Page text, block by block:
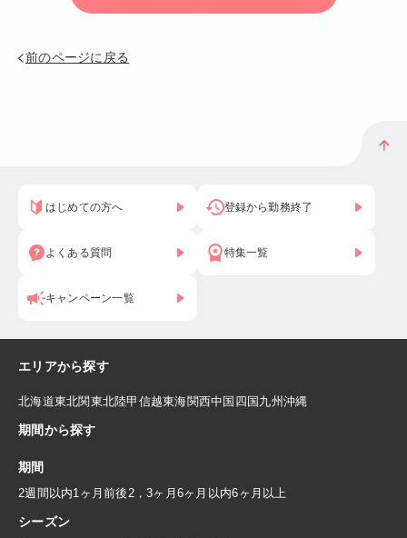
前のページに戻る
はじめての方へ 登録から勤務終了
よくある質問 特集一覧
キャンペーン一覧
エリアから探す
北海道東北関東北陸甲信越東海関西中国 四国 九州 沖縄
期間から探す
期間
2週間以内1ヶ月前後2，3ヶ月 6ヶ月以内6ヶ月以上
シーズン